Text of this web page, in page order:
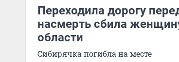
Переходила дорогу
насмерть сбила
области
Сибирячка погибла на месте